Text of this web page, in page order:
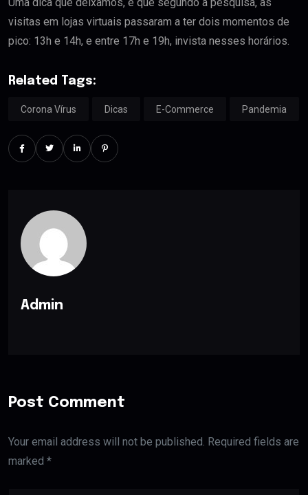
visitas em lojas virtuais passaram a ter dois momentos de
pico: 13h e 14h, e entre 17h e 19h, invista nesses horários.
Related Tags:
Corona Vírus Dicas E-Commerce Pandemia
Admin
Post Comment
Your email address will not be published. Required fields are
marked *